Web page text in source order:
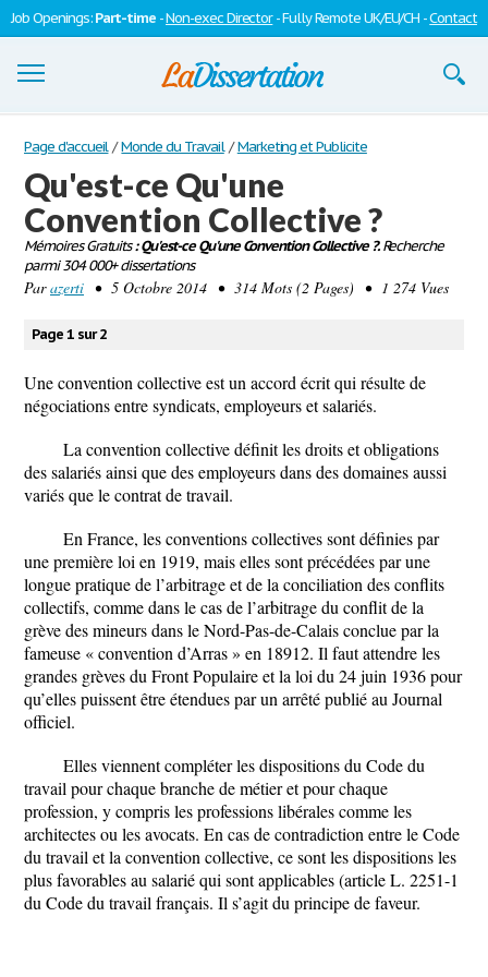
Job Openings:Part-time -Non-exec Director- Fully Remote UK/EU/CH -Contact
Dissertations
S'inscrire
Se connecter
Contactez-nous
Page d'accueil / Monde du Travail / Marketing et Publicite
Qu'est-ce Qu'une
Convention Collective ?
Mémoires Gratuits: Qu'est-ce Qu'une Convention Collective ?.Recherche
parmi 304 000+ dissertations
Parazerti • 5 Octobre 2014 • 314 Mots (2 Pages) • 1 274 Vues
Page 1 sur 2
Une convention collective est un accord écrit qui résulte de
négociations entre syndicats, employeurs et salariés.
La convention collective définit les droits et obligations
des salariés ainsi que des employeurs dans des domaines aussi
variés que le contrat de travail.
En France, les conventions collectives sont définies par
une première loi en 1919, mais elles sont précédées par une
longue pratique de l’arbitrage et de la conciliation des conflits
collectifs, comme dans le cas de l’arbitrage du conflit de la
grève des mineurs dans le Nord-Pas-de-Calais conclue par la
fameuse « convention d’Arras » en 18912. Il faut attendre les
grandes grèves du Front Populaire et la loi du 24 juin 1936 pour
qu’elles puissent être étendues par un arrêté publié au Journal
officiel.
Elles viennent compléter les dispositions du Code du
travail pour chaque branche de métier et pour chaque
profession, y compris les professions libérales comme les
architectes ou les avocats. En cas de contradiction entre le Code
du travail et la convention collective, ce sont les dispositions les
plus favorables au salarié qui sont applicables (article L. 2251-1
du Code du travail français. Il s’agit du principe de faveur.